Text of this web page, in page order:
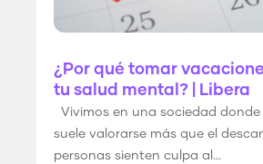
¿Por qué tomar
tu salud mental? | Libera
Vivimos en una sociedad
suele valorarse más que el
personas sienten culpa al...